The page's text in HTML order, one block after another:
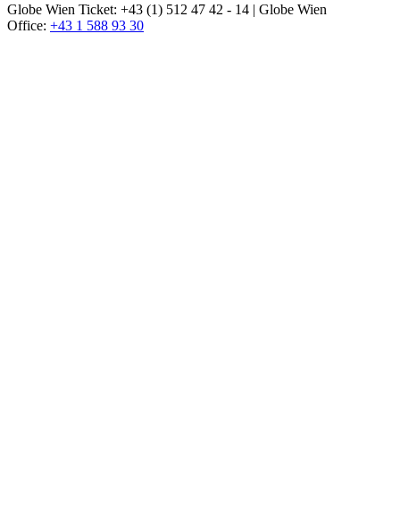
Globe Wien Ticket: +43 (1) 512 47 42 - 14 | Globe Wien
Office: +43 1 588 93 30